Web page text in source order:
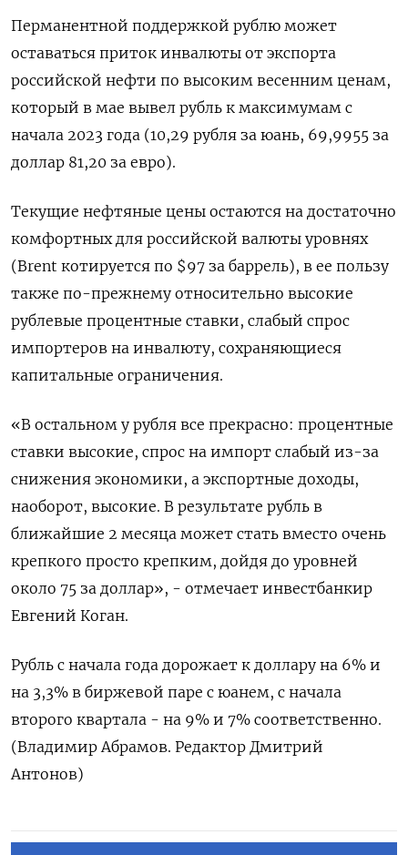
Перманентной поддержкой рублю может
оставаться приток инвалюты от экспорта
российской нефти по высоким весенним ценам,
который в мае вывел рубль к максимумам с
начала 2023 года (10,29 рубля за юань, 69,9955 за
доллар 81,20 за евро).
Текущие нефтяные цены остаются ​на достаточно
комфортных для российской валюты уровнях
(Brent ⁠котируется по $97 за баррель), в ее пользу
также по-прежнему относительно высокие
рублевые процентные ставки, слабый спрос
импортеров на инвалюту, сохраняющиеся
капитальные ограничения.
«В остальном у рубля все прекрасно: процентные
‌ставки высокие, спрос на импорт слабый из-за
снижения экономики, а экспортные доходы,
наоборот, высокие. В результате рубль в
ближайшие 2 ‌месяца может стать вместо очень
крепкого просто крепким, дойдя до уровней
около 75 за доллар», - отмечает инвестбанкир
Евгений Коган.
Рубль с начала ​года дорожает к доллару на 6% и
на 3,3% в биржевой паре с юанем, с ‌начала
второго квартала - на 9% и 7% соответственно.
(Владимир Абрамов. Редактор Дмитрий
Антонов)